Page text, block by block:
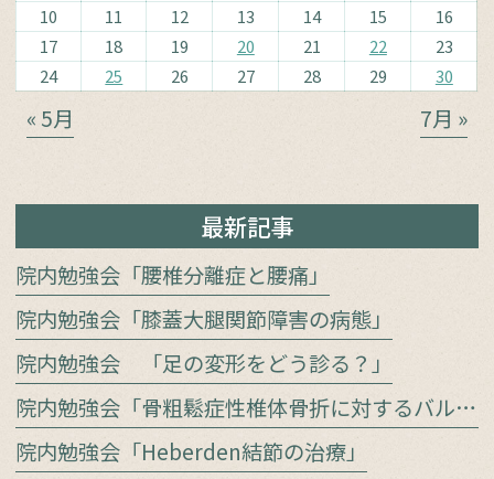
10
11 12 13 14 15
16
17
18 19 20 21 22
23
24
25 26 27 28 29 30
« 5月 7月 »
最新記事
院内勉強会「腰椎分離症と腰痛」
院内勉強会「膝蓋大腿関節障害の病態」
院内勉強会 「足の変形をどう診る？」
院内勉強会「骨粗鬆症性椎体骨折に対するバルーン椎体形成術」
院内勉強会「Heberden結節の治療」